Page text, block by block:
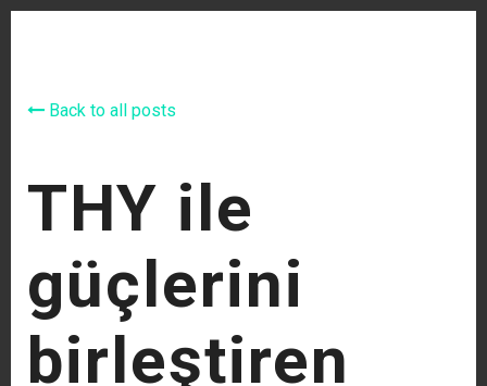
Back to all posts
THY ile
güçlerini
birleştiren